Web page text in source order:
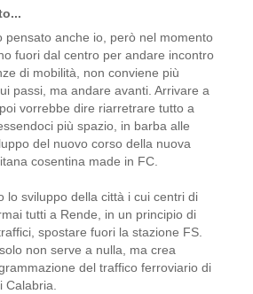
pensato anche io, però nel momento
fuori dal centro per andare incontro
di mobilità, non conviene più
passi, ma andare avanti. Arrivare a
vorrebbe dire riarretrare tutto a
più spazio, in barba alle
del nuovo corso della nuova
cosentina made in FC.
lo sviluppo della città i cui centri di
tutti a Rende, in un principio di
spostare fuori la stazione FS.
non serve a nulla, ma crea
del traffico ferroviario di